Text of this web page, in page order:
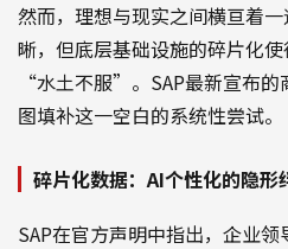
然而，理想与现实之间横亘着
晰，但底层基础设施的碎片化
“水土不服”。SAP最新宣布
图填补这一空白的系统性尝试。
碎片化数据：AI个性化的隐形
SAP在官方声明中指出，企业